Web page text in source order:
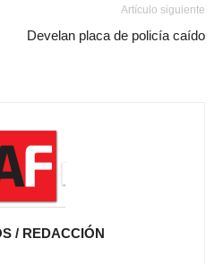
Artículo siguiente
Develan placa de policía caído
/ REDACCIÓN